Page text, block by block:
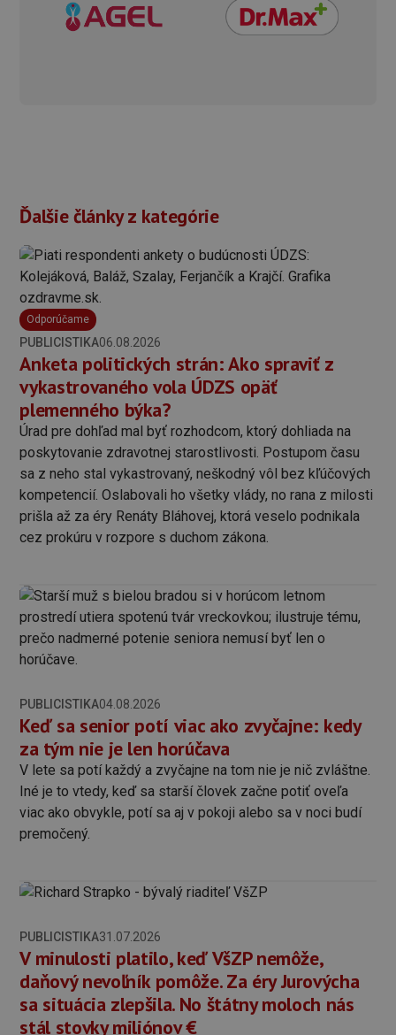
Ďalšie články z kategórie
Odporúčame
PUBLICISTIKA06.08.2026
Anketa politických strán: Ako spraviť z
vykastrovaného vola ÚDZS opäť
plemenného býka?
Úrad pre dohľad mal byť rozhodcom, ktorý dohliada na
poskytovanie zdravotnej starostlivosti. Postupom času
sa z neho stal vykastrovaný, neškodný vôl bez kľúčových
kompetencií. Oslabovali ho všetky vlády, no rana z milosti
prišla až za éry Renáty Bláhovej, ktorá veselo podnikala
cez prokúru v rozpore s duchom zákona.
PUBLICISTIKA04.08.2026
Keď sa senior potí viac ako zvyčajne: kedy
za tým nie je len horúčava
V lete sa potí každý a zvyčajne na tom nie je nič zvláštne.
Iné je to vtedy, keď sa starší človek začne potiť oveľa
viac ako obvykle, potí sa aj v pokoji alebo sa v noci budí
premočený.
PUBLICISTIKA31.07.2026
V minulosti platilo, keď VšZP nemôže,
daňový nevoľník pomôže. Za éry Jurovýcha
sa situácia zlepšila. No štátny moloch nás
stál stovky miliónov €